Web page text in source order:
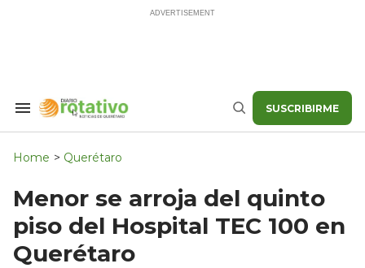
Search
Navigation
Buscar SUSCRIBIRME
Home > Querétaro
Menor se arroja del quinto
piso del Hospital TEC 100 en
Querétaro